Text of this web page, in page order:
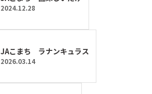
2024.12.28
JAこまち ラナンキュラス
2026.03.14